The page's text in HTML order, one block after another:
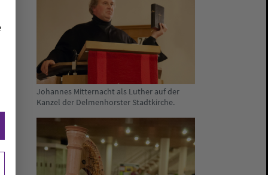
Johannes Mitternacht als Luther auf der
Kanzel der Delmenhorster Stadtkirche.